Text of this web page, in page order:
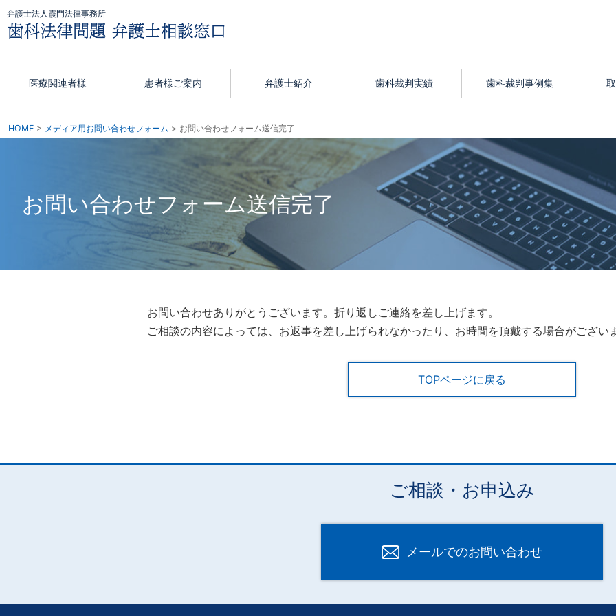
弁護士法人霞門法律事務所
医療関連者様 患者様ご案内 弁護士紹介 歯科裁判実績 歯科裁判事例集
HOME メディア用お問い合わせフォーム お問い合わせフォーム送信完了
お問い合わせフォーム送信完了
お問い合わせありがとうございます。折り返しご連絡を差し上げます。
ご相談の内容によっては、お返事を差し上げられなかったり、お時間を頂戴する場合がござい
TOPページに戻る
ご相談・お申込み
メールでのお問い合わせ